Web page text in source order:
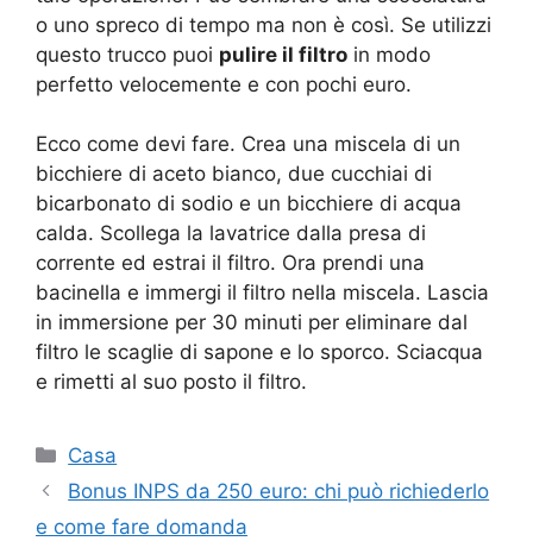
o uno spreco di tempo ma non è così. Se utilizzi
questo trucco puoi pulire il filtro in modo
perfetto velocemente e con pochi euro.
Ecco come devi fare. Crea una miscela di un
bicchiere di aceto bianco, due cucchiai di
bicarbonato di sodio e un bicchiere di acqua
calda. Scollega la lavatrice dalla presa di
corrente ed estrai il filtro. Ora prendi una
bacinella e immergi il filtro nella miscela. Lascia
in immersione per 30 minuti per eliminare dal
filtro le scaglie di sapone e lo sporco. Sciacqua
e rimetti al suo posto il filtro.
Categorie
Casa
Bonus INPS da 250 euro: chi può richiederlo
e come fare domanda